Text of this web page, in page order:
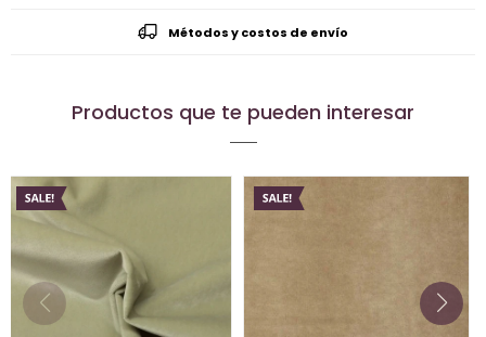
Métodos y costos de envío
Productos que te pueden interesar